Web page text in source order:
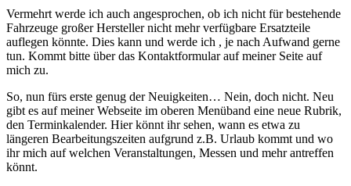
Vermehrt werde ich auch angesprochen, ob ich nicht für bestehende
Fahrzeuge großer Hersteller nicht mehr verfügbare Ersatzteile
auflegen könnte. Dies kann und werde ich , je nach Aufwand gerne
tun. Kommt bitte über das Kontaktformular auf meiner Seite auf
mich zu.
So, nun fürs erste genug der Neuigkeiten… Nein, doch nicht. Neu
gibt es auf meiner Webseite im oberen Menüband eine neue Rubrik,
den Terminkalender. Hier könnt ihr sehen, wann es etwa zu
längeren Bearbeitungszeiten aufgrund z.B. Urlaub kommt und wo
ihr mich auf welchen Veranstaltungen, Messen und mehr antreffen
könnt.